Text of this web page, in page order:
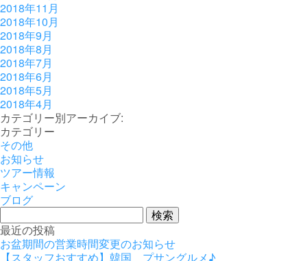
2018年11月
2018年10月
2018年9月
2018年8月
2018年7月
2018年6月
2018年5月
2018年4月
カテゴリー別アーカイブ:
カテゴリー
その他
お知らせ
ツアー情報
キャンペーン
ブログ
検
索:
最近の投稿
お盆期間の営業時間変更のお知らせ
【スタッフおすすめ】韓国 プサングルメ♪